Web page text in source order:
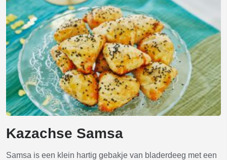
Kazachse Samsa
Samsa is een klein hartig gebakje van bladerdeeg met een